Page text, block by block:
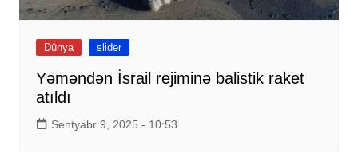
Dünya slider
Yəməndən İsrail rejiminə balistik raket
atıldı
Sentyabr 9, 2025 - 10:53